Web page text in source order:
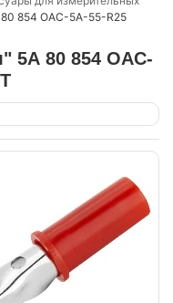
854 OAC-5A-55-R25
5А 80 854 OAC-